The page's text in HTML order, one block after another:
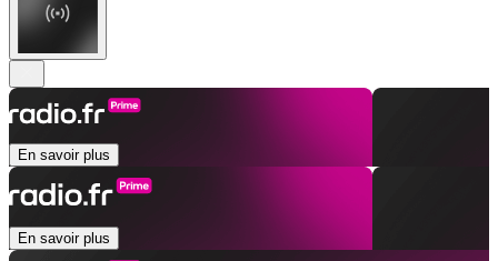
En savoir plus
En savoir plus